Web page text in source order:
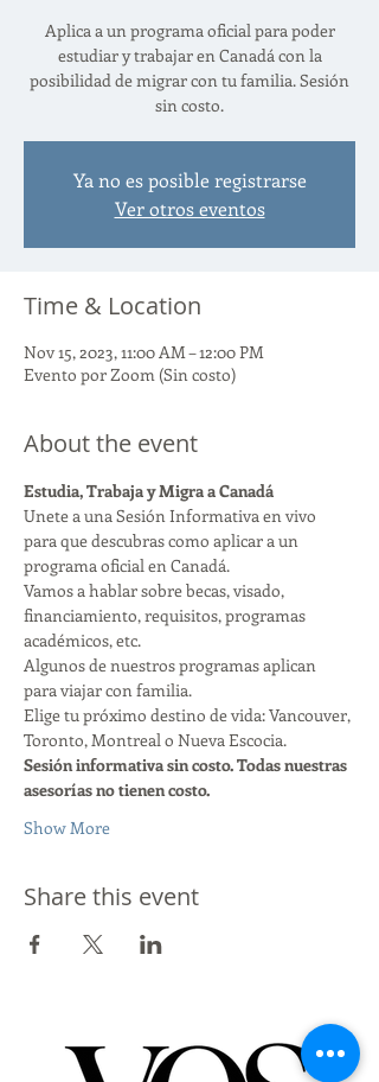
Aplica a un programa oficial para poder
estudiar y trabajar en Canadá con la
posibilidad de migrar con tu familia. Sesión
sin costo.
Ya no es posible registrarse
Ver otros eventos
Time & Location
Nov 15, 2023, 11:00 AM – 12:00 PM
Evento por Zoom (Sin costo)
About the event
Estudia, Trabaja y Migra a Canadá
Unete a una Sesión Informativa en vivo
para que descubras como aplicar a un
programa oficial en Canadá.
Vamos a hablar sobre becas, visado,
financiamiento, requisitos, programas
académicos, etc.
Algunos de nuestros programas aplican
para viajar con familia.
Elige tu próximo destino de vida: Vancouver,
Toronto, Montreal o Nueva Escocia.
Sesión informativa sin costo. Todas nuestras
asesorías no tienen costo.
Show More
Share this event